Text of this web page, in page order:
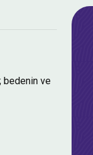
bedenin ve